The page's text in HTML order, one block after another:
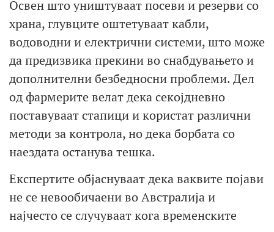
Освен што уништуваат посеви и резерви со
храна, глувците оштетуваат кабли,
водоводни и електрични системи, што може
да предизвика прекини во снабдувањето и
дополнителни безбедносни проблеми. Дел
од фармерите велат дека секојдневно
поставуваат стапици и користат различни
методи за контрола, но дека борбата со
наездата останува тешка.
Експертите објаснуваат дека ваквите појави
не се невообичаени во Австралија и
најчесто се случуваат кога временските